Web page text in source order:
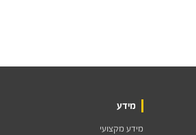
מידע
מידע מקצועי